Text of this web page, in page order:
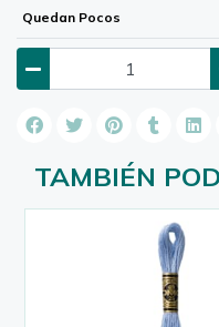
Quedan Pocos
TAMBIÉN